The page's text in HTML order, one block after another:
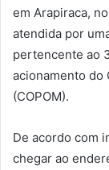
em Arapiraca,
atendida por
pertencente ao
acionamento do
(COPOM).
De acordo com
chegar ao